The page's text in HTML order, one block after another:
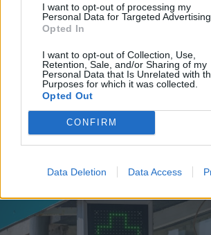
I want to opt-out of processing my
Personal Data for Targeted Advertising.
Opted In
I want to opt-out of Collection, Use,
Retention, Sale, and/or Sharing of my
Personal Data that Is Unrelated with
Purposes for which it was collected.
Opted Out
CONFIRM
Data Deletion Data Access
2026. augusztus 06., csütörtök
Nagyon kis mértékben,
visszaesett a turizmus
Romániában